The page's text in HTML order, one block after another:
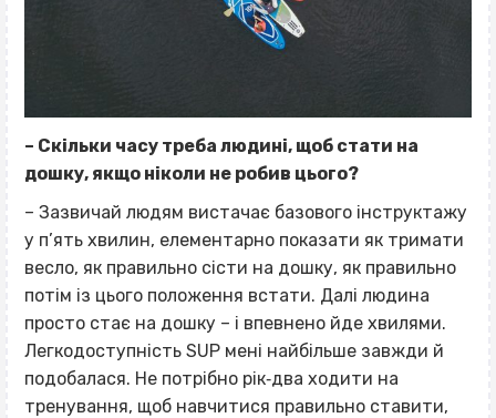
– Скільки часу треба людині, щоб стати на
дошку, якщо ніколи не робив цього?
– Зазвичай людям вистачає базового інструктажу
у п’ять хвилин, елементарно показати як тримати
весло, як правильно сісти на дошку, як правильно
потім із цього положення встати. Далі людина
просто стає на дошку – і впевнено йде хвилями.
Легкодоступність SUP мені найбільше завжди й
подобалася. Не потрібно рік‐два ходити на
тренування, щоб навчитися правильно ставити,